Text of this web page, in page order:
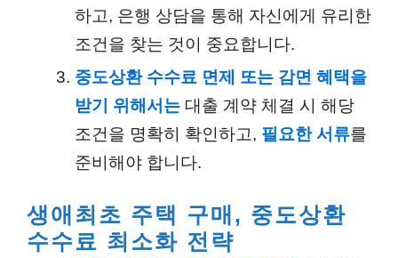
하고, 은행 상담을 통해 자신에게 유리한
조건을 찾는 것이 중요합니다.
중도상환 수수료 면제 또는 감면 혜택을
받기 위해서는 대출 계약 체결 시 해당
조건을 명확히 확인하고, 필요한 서류를
준비해야 합니다.
생애최초 주택 구매, 중도상환
수수료 최소화 전략